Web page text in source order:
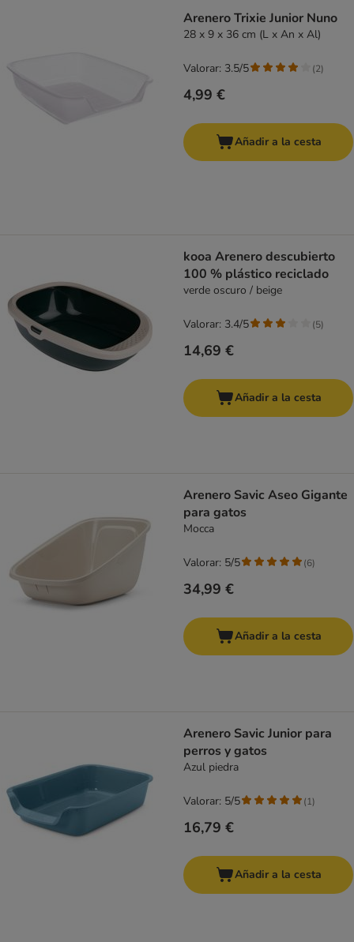
Arenero Trixie Junior Nuno
28 x 9 x 36 cm (L x An x Al)
4,99 €
Valorar: 3.5/5 (2)
Añadir a la cesta
kooa Arenero descubierto
100 % plástico reciclado
verde oscuro / beige
14,69 €
Valorar: 3.4/5 (5)
Añadir a la cesta
Arenero Savic Aseo Gigante
para gatos
Mocca
34,99 €
Valorar: 5/5 (6)
Añadir a la cesta
Arenero Savic Junior para
perros y gatos
Azul piedra
16,79 €
Valorar: 5/5 (1)
Añadir a la cesta